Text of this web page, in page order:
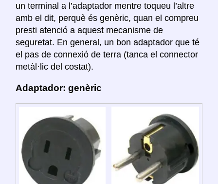
un terminal a l’adaptador mentre toqueu l’altre
amb el dit, perquè és genèric, quan el compreu
presti atenció a aquest mecanisme de
seguretat. En general, un bon adaptador que té
el pas de connexió de terra (tanca el connector
metàl·lic del costat).
Adaptador: genèric